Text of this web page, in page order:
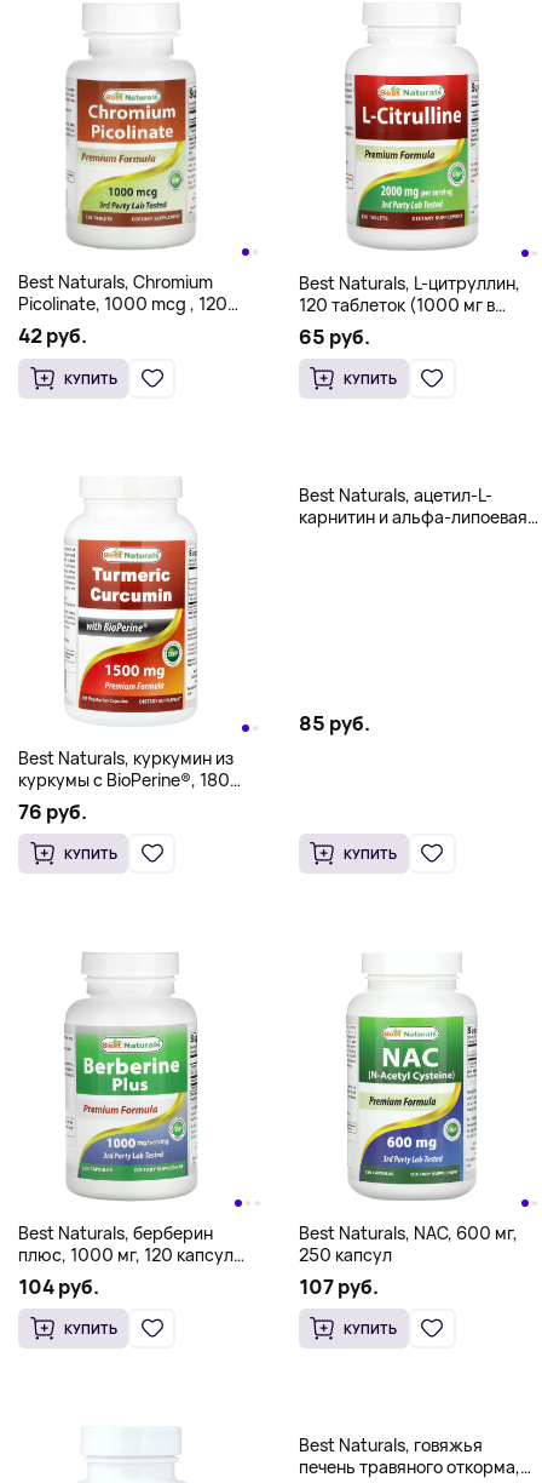
Best Naturals, Chromium
Picolinate, 1000 mcg , 120
Tablets
42 руб.
КУПИТЬ
Best Naturals, L-цитруллин,
120 таблеток (1000 мг в
каждой таблетке)
65 руб.
КУПИТЬ
Best Naturals, куркумин из
куркумы с BioPerine®, 180
вегетарианских капсул
76 руб.
КУПИТЬ
Best Naturals, ацетил-L-
карнитин и альфа-липоевая
85 руб.
КУПИТЬ
Best Naturals, берберин
плюс, 1000 мг, 120 капсул
(500 мг в 1 капсуле)
104 руб.
КУПИТЬ
Best Naturals, NAC, 600 мг,
250 капсул
107 руб.
КУПИТЬ
Best Naturals, говяжья
печень травяного откорма,